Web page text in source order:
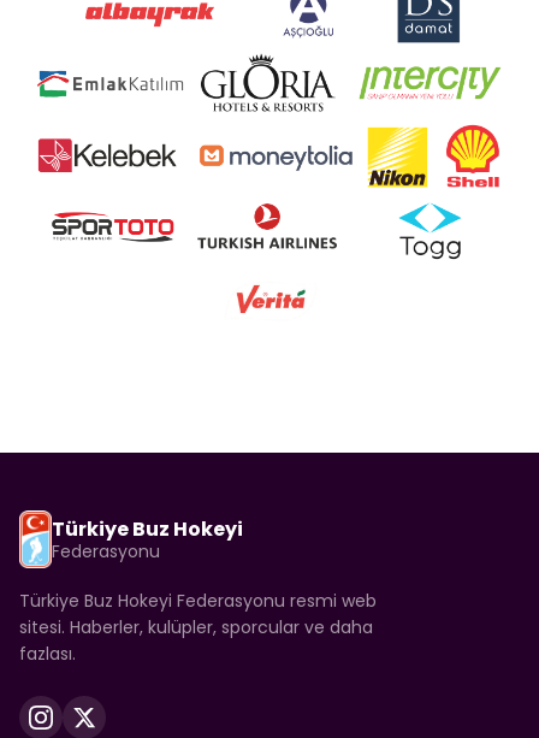
Türkiye Buz Hokeyi
Federasyonu
Türkiye Buz Hokeyi Federasyonu resmi web
sitesi. Haberler, kulüpler, sporcular ve daha
fazlası.